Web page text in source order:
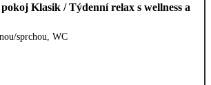
Klasik / Týdenní relax s wellness a
sprchou, WC